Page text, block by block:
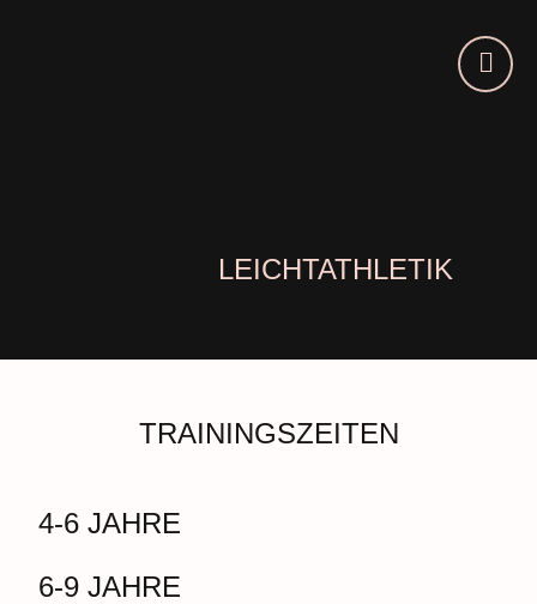
LEICHTATHLETIK
TRAININGSZEITEN
4-6 JAHRE
6-9 JAHRE